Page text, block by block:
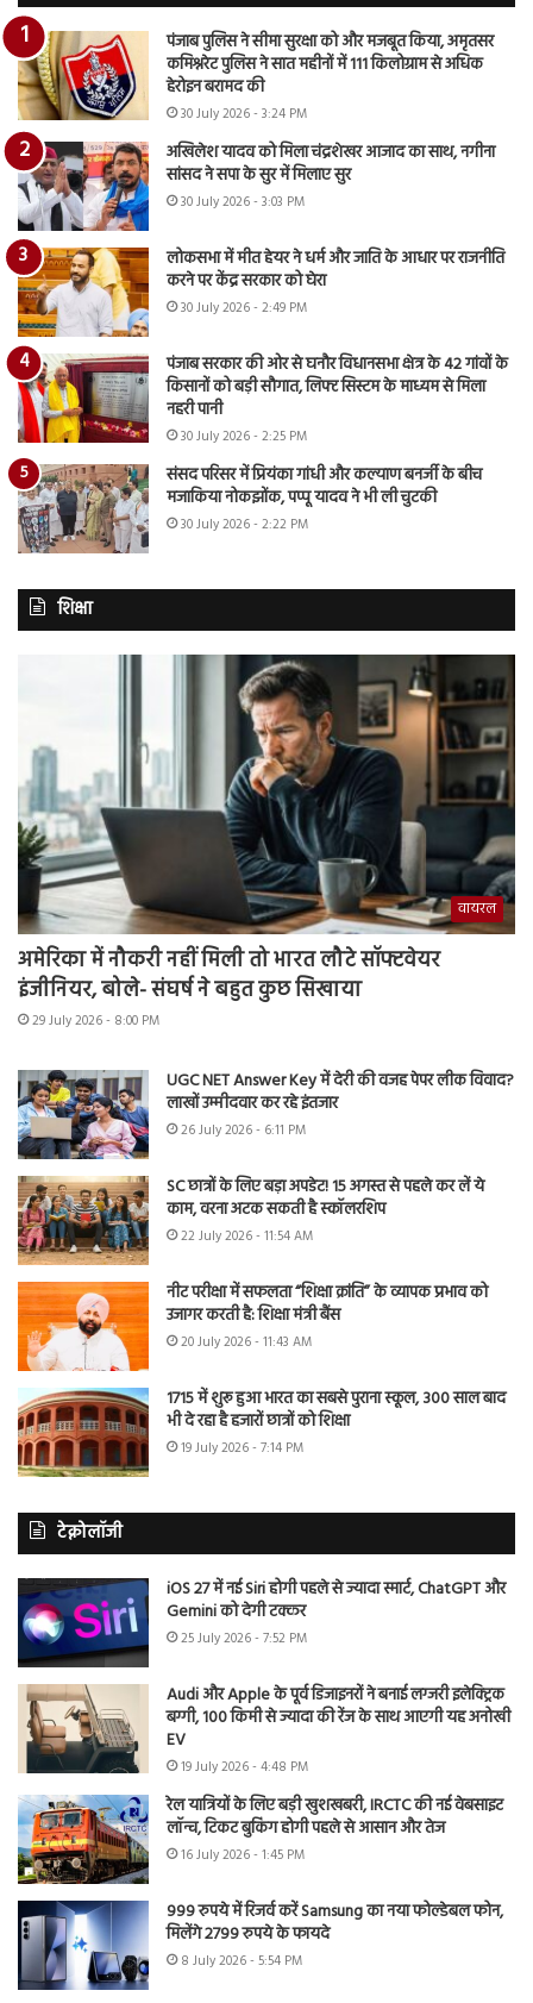
पंजाब पुलिस ने सीमा सुरक्षा को और मजबूत किया, अमृतसर
कमिश्नरेट पुलिस ने सात महीनों में 111 किलोग्राम से अधिक
हेरोइन बरामद की
30 July 2026 - 3:24 PM
अखिलेश यादव को मिला चंद्रशेखर आजाद का साथ, नगीना
सांसद ने सपा के सुर में मिलाए सुर
30 July 2026 - 3:03 PM
लोकसभा में मीत हेयर ने धर्म और जाति के आधार पर राजनीति
करने पर केंद्र सरकार को घेरा
30 July 2026 - 2:49 PM
पंजाब सरकार की ओर से घनौर विधानसभा क्षेत्र के 42 गांवों के
किसानों को बड़ी सौगात, लिफ्ट सिस्टम के माध्यम से मिला
नहरी पानी
30 July 2026 - 2:25 PM
संसद परिसर में प्रियंका गांधी और कल्याण बनर्जी के बीच
मजाकिया नोकझोंक, पप्पू यादव ने भी ली चुटकी
30 July 2026 - 2:22 PM
शिक्षा
वायरल
अमेरिका में नौकरी नहीं मिली तो भारत लौटे सॉफ्टवेयर
इंजीनियर, बोले- संघर्ष ने बहुत कुछ सिखाया
29 July 2026 - 8:00 PM
UGC NET Answer Key में देरी की वजह पेपर लीक विवाद?
लाखों उम्मीदवार कर रहे इंतजार
26 July 2026 - 6:11 PM
SC छात्रों के लिए बड़ा अपडेट! 15 अगस्त से पहले कर लें ये
काम, वरना अटक सकती है स्कॉलरशिप
22 July 2026 - 11:54 AM
नीट परीक्षा में सफलता “शिक्षा क्रांति” के व्यापक प्रभाव को
उजागर करती है: शिक्षा मंत्री बैंस
20 July 2026 - 11:43 AM
1715 में शुरू हुआ भारत का सबसे पुराना स्कूल, 300 साल बाद
भी दे रहा है हजारों छात्रों को शिक्षा
19 July 2026 - 7:14 PM
टेक्नोलॉजी
iOS 27 में नई Siri होगी पहले से ज्यादा स्मार्ट, ChatGPT और
Gemini को देगी टक्कर
25 July 2026 - 7:52 PM
Audi और Apple के पूर्व डिजाइनरों ने बनाई लग्जरी इलेक्ट्रिक
बग्गी, 100 किमी से ज्यादा की रेंज के साथ आएगी यह अनोखी
EV
19 July 2026 - 4:48 PM
रेल यात्रियों के लिए बड़ी खुशखबरी, IRCTC की नई वेबसाइट
लॉन्च, टिकट बुकिंग होगी पहले से आसान और तेज
16 July 2026 - 1:45 PM
999 रुपये में रिजर्व करें Samsung का नया फोल्डेबल फोन,
मिलेंगे 2799 रुपये के फायदे
8 July 2026 - 5:54 PM